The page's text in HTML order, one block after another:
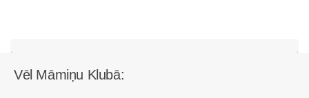
Vēl Māmiņu Klubā: